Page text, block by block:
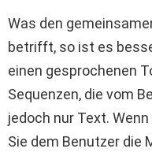
Was den
betrifft, so ist es
einen gesprochenen
Sequenzen, die vom
jedoch nur Text.
Sie dem Benutzer die